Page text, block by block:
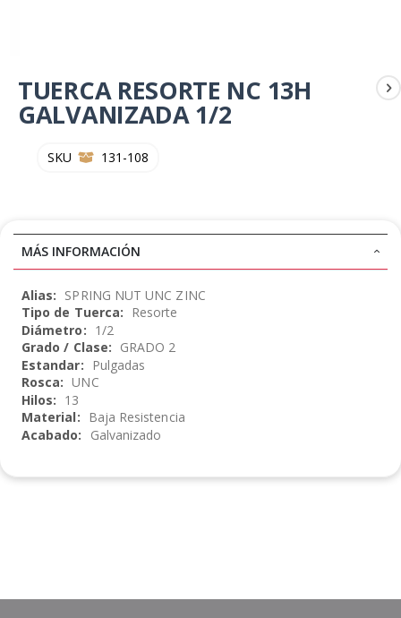
the
beginning
TUERCA RESORTE NC 13H
GALVANIZADA 1/2
SKU 131-108
MÁS INFORMACIÓN
Más
Información
SPRING NUT UNC ZINC
Resorte
1/2
GRADO 2
Pulgadas
UNC
13
Baja Resistencia
Galvanizado